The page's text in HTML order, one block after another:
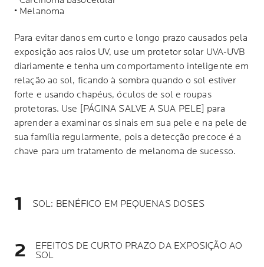
• Melanoma
Para evitar danos em curto e longo prazo causados pela
exposição aos raios UV, use um protetor solar UVA-UVB
diariamente e tenha um comportamento inteligente em
relação ao sol, ficando à sombra quando o sol estiver
forte e usando chapéus, óculos de sol e roupas
protetoras. Use [PÁGINA SALVE A SUA PELE] para
aprender a examinar os sinais em sua pele e na pele de
sua família regularmente, pois a detecção precoce é a
chave para um tratamento de melanoma de sucesso.
SOL: BENÉFICO EM PEQUENAS DOSES
EFEITOS DE CURTO PRAZO DA EXPOSIÇÃO AO
SOL